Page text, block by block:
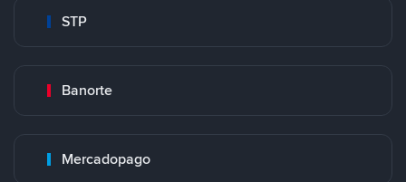
STP
Banorte
Mercadopago